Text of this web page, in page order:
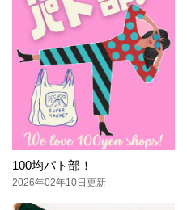
100均パト部！
2026年02年10日更新